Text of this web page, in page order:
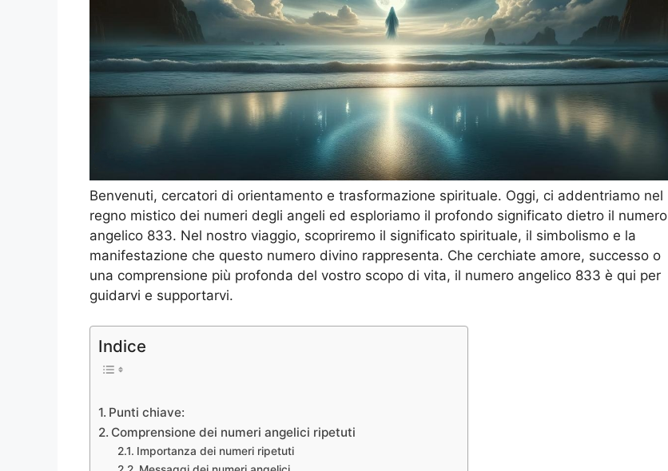
Benvenuti, cercatori di orientamento e trasformazione spirituale. Oggi, ci addentriamo nel
regno mistico dei numeri degli angeli ed esploriamo il profondo significato dietro il numero
angelico 833. Nel nostro viaggio, scopriremo il significato spirituale, il simbolismo e la
manifestazione che questo numero divino rappresenta. Che cerchiate amore, successo o
una comprensione più profonda del vostro scopo di vita, il numero angelico 833 è qui per
guidarvi e supportarvi.
Indice
Punti chiave:
Comprensione dei numeri angelici ripetuti
Importanza dei numeri ripetuti